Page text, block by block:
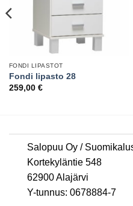
FONDI LIPASTOT
Fondi lipasto 28
259,00 €
Salopuu Oy /
Kortekyläntie 548
62900 Alajärvi
Y-tunnus: 0678884-7